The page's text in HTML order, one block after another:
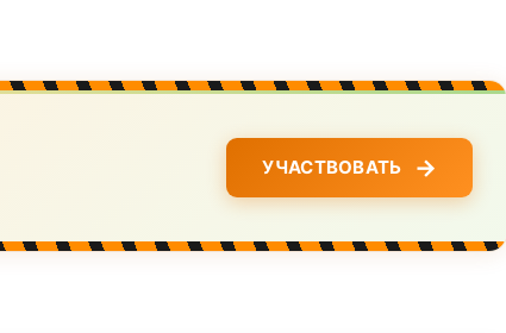
УЧАСТВОВАТЬ →